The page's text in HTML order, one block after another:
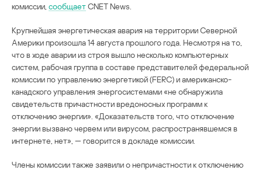
комиссии, сообщаетCNET News.
Крупнейшая энергетическая авария на территории Северной
Америки произошла 14 августа прошлого года. Несмотря на то,
что в ходе аварии из строя вышло несколько компьютерных
систем, рабочая группа в составе представителей федеральной
комиссии по управлению энергетикой (FERC) и американско-
канадского управления энергосистемами «не обнаружила
свидетельств причастности вредоносных программ к
отключению энергии». «Доказательств того, что отключение
энергии вызвано червем или вирусом, распространявшемся в
интернете, нет», — говорится в докладе комиссии.
Члены комиссии также заявили о непричастности к отключению